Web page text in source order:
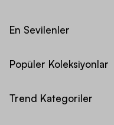
En Sevilenler
Popüler Koleksiyonlar
Trend Kategoriler